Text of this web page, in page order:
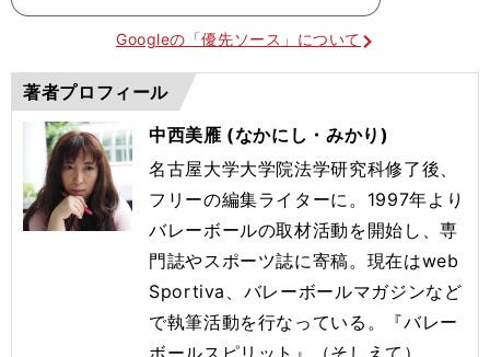
Googleの「優先ソース」について
著者プロフィール
中西美雁 (なかにし・みかり)
名古屋大学大学院法学研究科修了後、
フリーの編集ライターに。1997年より
バレーボールの取材活動を開始し、専
門誌やスポーツ誌に寄稿。現在はweb
Sportiva、バレーボールマガジンなど
で執筆活動を行なっている。『バレー